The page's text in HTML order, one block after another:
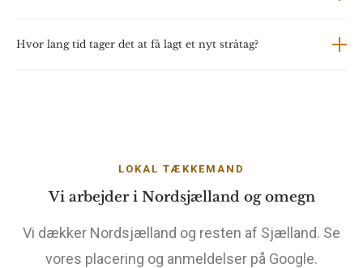
Hvor lang tid tager det at få lagt et nyt stråtag?
LOKAL TÆKKEMAND
Vi arbejder i Nordsjælland og omegn
Vi dækker Nordsjælland og resten af Sjælland. Se
vores placering og anmeldelser på Google.